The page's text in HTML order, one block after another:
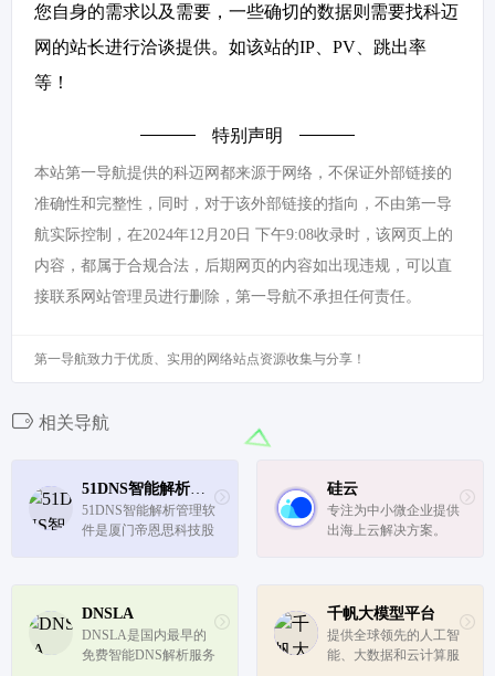
您自身的需求以及需要，一些确切的数据则需要找科迈
网的站长进行洽谈提供。如该站的IP、PV、跳出率
等！
特别声明
本站第一导航提供的科迈网都来源于网络，不保证外部链接的
准确性和完整性，同时，对于该外部链接的指向，不由第一导
航实际控制，在2024年12月20日 下午9:08收录时，该网页上的
内容，都属于合规合法，后期网页的内容如出现违规，可以直
接联系网站管理员进行删除，第一导航不承担任何责任。
第一导航致力于优质、实用的网络站点资源收集与分享！
相关导航
51DNS智能解析管理软件
51DNS智能解析管理软
件是厦门帝恩思科技股
费和收费两种DNS智能
解析服务。软件自主研
发内核、可自建无限节
硅云
专注为中小微企业提供
出海上云解决方案。
DNSLA
DNSLA是国内最早的
免费智能DNS解析服务
千帆大模型平台
提供全球领先的人工智
能、大数据和云计算服